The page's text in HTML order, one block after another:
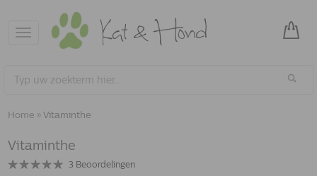
Toggle
navigation
Home » Vitaminthe
Vitaminthe
3 Beoordelingen